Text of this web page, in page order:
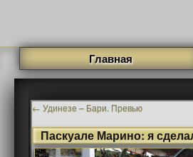
Главная
← Удинезе – Бари. Превью
Паскуале Марино: я